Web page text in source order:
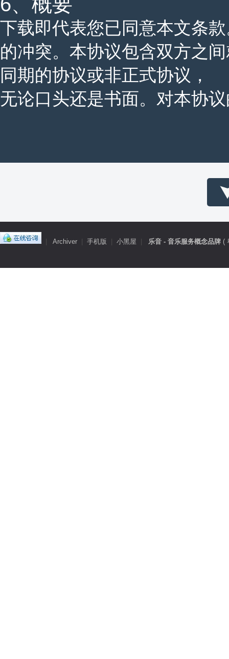
下载即代表您已同意本文条
的冲突。本协议包含双方之
同期的协议或非正式协议，
无论口头还是书面。对本协
Archiver 手机版 小黑屋 乐音 - 音乐服务概念品牌 (